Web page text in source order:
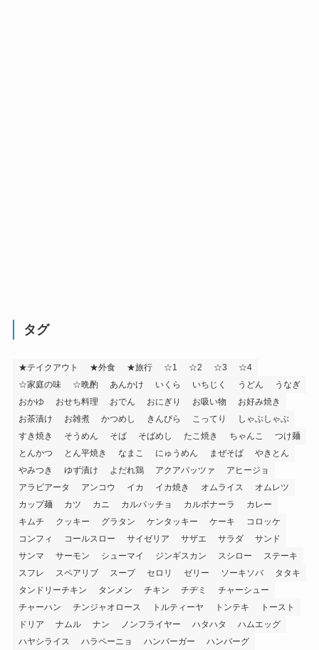
タグ
★テイクアウト ★外食 ★旅行 ☆1 ☆2 ☆3
☆4
☆家庭の味
☆晩酌 あんかけ いくら いちじく うどん
うなぎ
おかゆ
おせち料理 おでん おにぎり お吸い物
お好み焼き
お茶漬け
お雑煮 かつめし きんぴら こってり
しゃぶしゃぶ
すき焼き
そうめん そば そばめし たこ焼き ちゃんこ
つけ麺
とんかつ
とん平焼き なまこ にゅうめん まぜそば
やきとん
やみつき
ゆず漬け よだれ鶏 アクアパッツァ
アヒージョ
アラビアータ
アンコウ イカ イカ焼き オムライス
オムレツ
カップ麺
カツ カニ カルパッチョ カルボナーラ
カレー
キムチ
クッキー グラタン ケンタッキー ケーキ
コロッケ
コンフィ
コールスロー サイゼリア サザエ サラダ
サンド
サンマ
サーモン シューマイ ジンギスカン スシロー
ステーキ
スフレ
スペアリブ スープ セロリ ゼリー ソーキソバ
タタキ
タンドリーチキン
タンメン チキン チヂミ
チャーシュー
チャーハン
チンジャオロース トルティーヤ トンテキ
トースト
ドリア
ナムル ナン ノンフライヤー ハタハタ
ハムエッグ
ハヤシライス
ハラペーニョ ハンバーガー
ハンバーグ